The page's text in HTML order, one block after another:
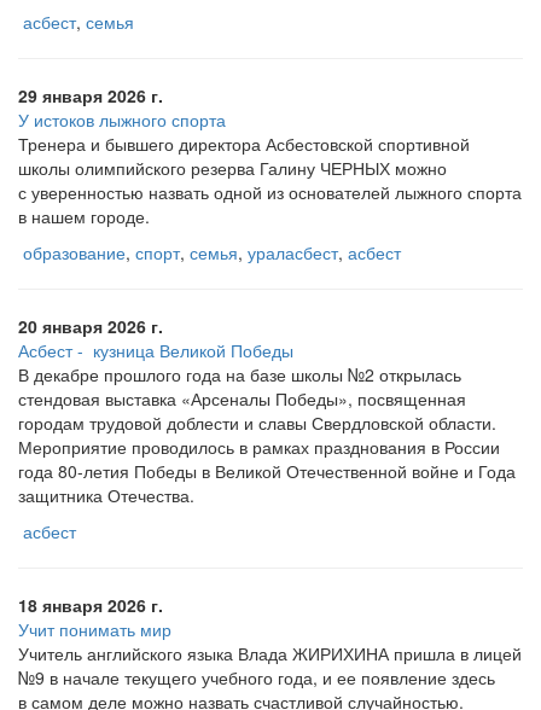
асбест, семья
29 января 2026 г.
У истоков лыжного спорта
Тренера и бывшего директора Асбестовской спортивной
школы олимпийского резерва Галину ЧЕРНЫХ можно
с уверенностью назвать одной из основателей лыжного спорта
в нашем городе.
образование, спорт, семья, ураласбест, асбест
20 января 2026 г.
Асбест - ­ кузница Великой Победы
В декабре прошлого года на базе школы №2 открылась
стендовая выставка «Арсеналы Победы», посвященная
городам трудовой доблести и славы Свердловской области.
Мероприятие проводилось в рамках празднования в России
года 80-летия Победы в Великой Отечественной войне и Года
защитника Отечества.
асбест
18 января 2026 г.
Учит понимать мир
Учитель английского языка Влада ЖИРИХИНА пришла в лицей
№9 в начале текущего учебного года, и ее появление здесь
в самом деле можно назвать счастливой случайностью.